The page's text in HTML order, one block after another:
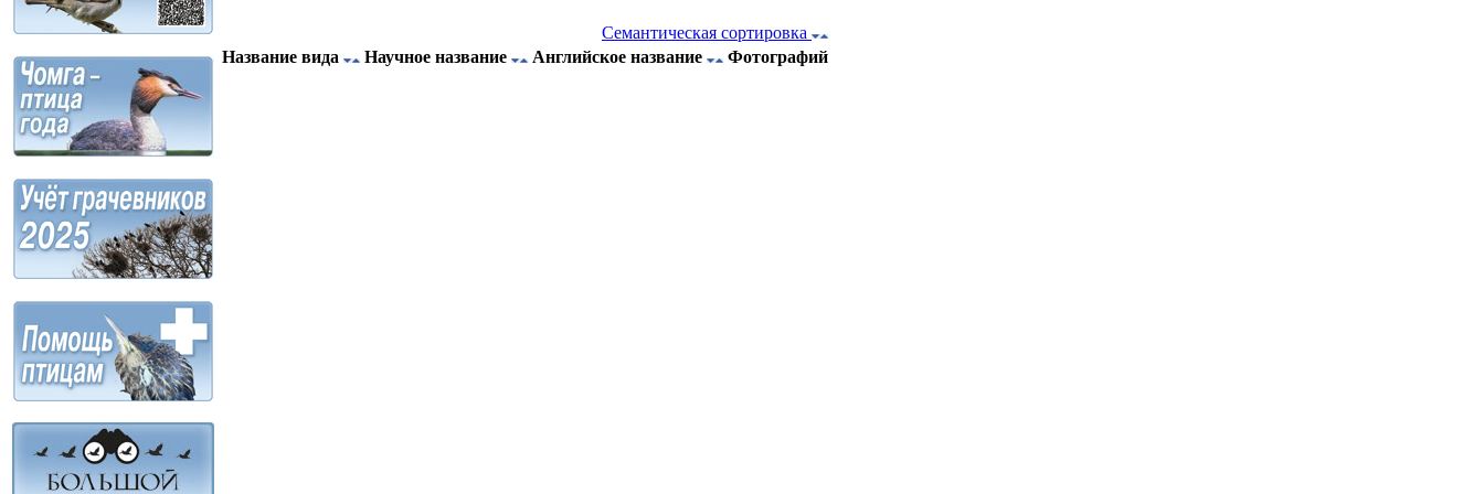
Семантическая сортировка
Название вида
Научное название Английское название Фотографий